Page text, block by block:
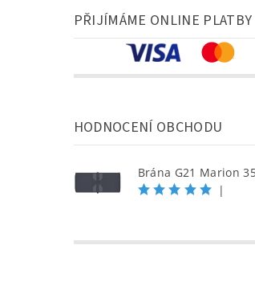
PŘIJÍMÁME ONLINE PLATBY
HODNOCENÍ OBCHODU
|